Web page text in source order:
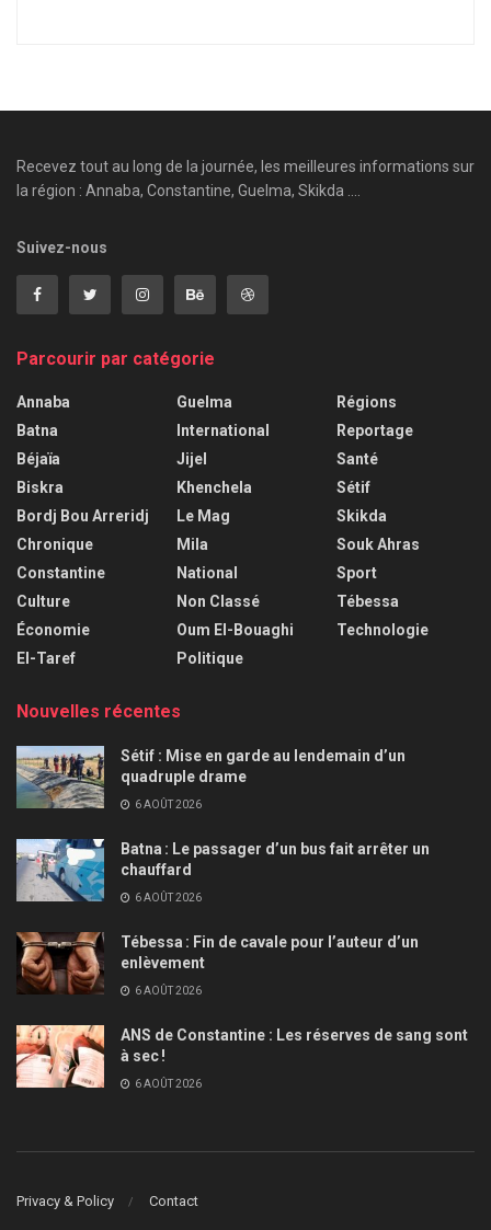
Recevez tout au long de la journée, les meilleures informations sur
la région : Annaba, Constantine, Guelma, Skikda ....
Suivez-nous
Parcourir par catégorie
Annaba
Batna
Béjaïa
Biskra
Bordj Bou Arreridj
Chronique
Constantine
Culture
Économie
El-Taref
Guelma
International
Jijel
Khenchela
Le Mag
Mila
National
Non Classé
Oum El-Bouaghi
Politique
Régions
Reportage
Santé
Sétif
Skikda
Souk Ahras
Sport
Tébessa
Technologie
Nouvelles récentes
Sétif : Mise en garde au lendemain d’un
quadruple drame
6 AOÛT 2026
Batna : Le passager d’un bus fait arrêter un
chauffard
6 AOÛT 2026
Tébessa : Fin de cavale pour l’auteur d’un
enlèvement
6 AOÛT 2026
ANS de Constantine : Les réserves de sang sont
à sec !
6 AOÛT 2026
Privacy & Policy Contact